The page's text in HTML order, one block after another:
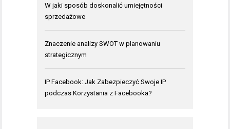
W jaki sposób doskonalić umiejętności
sprzedażowe
Znaczenie analizy SWOT w planowaniu
strategicznym
IP Facebook: Jak Zabezpieczyć Swoje IP
podczas Korzystania z Facebooka?